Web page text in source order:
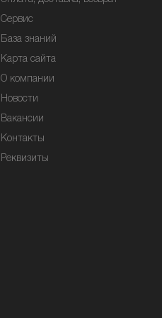
Сервис
База знаний
Карта сайта
О компании
Новости
Вакансии
Контакты
Реквизиты